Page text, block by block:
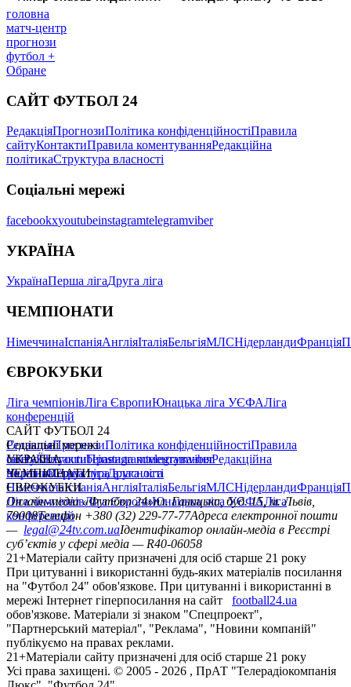
головна
матч-центр
прогнози
футбол +
Обране
САЙТ ФУТБОЛ 24
РедакціяПрогнозиПолітика конфіденційностіПравила
сайтуКонтактиПравила коментуванняРедакційна
політикаСтруктура власності
Соціальні мережі
facebookxyoutubeinstagramtelegramviber
УКРАЇНА
УкраїнаПерша лігаДруга ліга
ЧЕМПІОНАТИ
НімеччинаІспаніяАнгліяІталіяБельгіяМЛСНідерландиФранція
ЄВРОКУБКИ
Ліга чемпіонівЛіга ЄвропиЮнацька ліга УЄФАЛіга
конференцій
САЙТ ФУТБОЛ 24
РедакціяПрогнозиПолітика конфіденційностіПравила
сайтуКонтактиПравила коментуванняРедакційна
політикаСтруктура власності
Соціальні мережі
facebookxyoutubeinstagramtelegramviber
УКРАЇНА
УкраїнаПерша лігаДруга ліга
ЧЕМПІОНАТИ
НімеччинаІспаніяАнгліяІталіяБельгіяМЛСНідерландиФранція
ЄВРОКУБКИ
Ліга чемпіонівЛіга ЄвропиЮнацька ліга УЄФАЛіга
конференцій
Онлайн-медіа «Футбол 24»пл. Галицька, буд. 15, м. Львів,
79008Телефон +380 (32) 229-77-77Адреса електронної пошти
— legal@24tv.com.uaІдентифікатор онлайн-медіа в Реєстрі
суб’єктів у сфері медіа — R40-06058
21+Матеріали сайту призначені для осіб старше 21 року
При цитуванні і використанні будь-яких матеріалів посилання
на "Футбол 24" обов'язкове. При цитуванні і використанні в
мережі Інтернет гіперпосилання на сайт
football24.ua
обов'язкове. Матеріали зі знаком "Спецпроект",
"Партнерський матеріал", "Реклама", "Новини компаній"
публікуємо на правах реклами.
21+Матеріали сайту призначені для осіб старше 21 року
Усi права захищенi. © 2005 - 2026 , ПрАТ "Телерадіокомпанія